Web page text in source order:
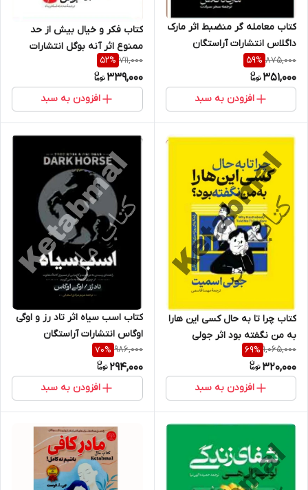
کتاب معامله گر منضبط اثر مارک
داگلاس انتشارات آراستگان
875,000
59%
351,000
افزودن به سبد
کتاب فکر و خیال بیش از حد
ممنوع اثر آنه بوگل انتشارات
آراستگان
711,000
52%
339,000
افزودن به سبد
کتاب چرا تا به حال کسی این هارا
به من نگفته بود اثر جولی
اسمیت انتشارات آراستگان
1,065,000
69%
320,000
افزودن به سبد
کتاب اسب سیاه اثر تاد رز و اوگی
اوگاس انتشارات‌ آراستگان
986,000
70%
294,000
افزودن به سبد